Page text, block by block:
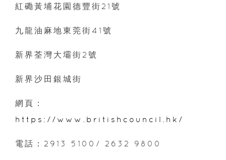
紅磡黃埔花園德豐街21號
九龍油麻地東莞街41號
新界荃灣大壩街2號
新界沙田銀城街
網頁：
https://www.britishcouncil.hk/
電話：2913 5100/ 2632 9800